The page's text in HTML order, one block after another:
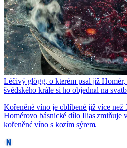
Léčivý glögg, o kterém psal již Homér,
švédského krále si ho objednal na
Kořeněné víno je oblíbené již více než
Homérovo básnické dílo Ilias zmiňuje
kořeněné víno s kozím sýrem.